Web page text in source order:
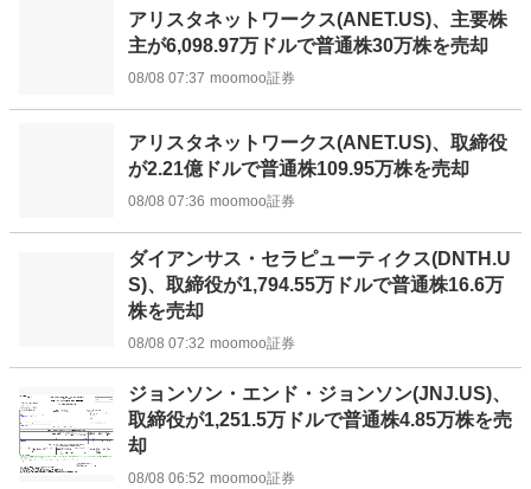
アリスタネットワークス(ANET.US)、主要株
主が6,098.97万ドルで普通株30万株を売却
08/08 07:37 moomoo証券
アリスタネットワークス(ANET.US)、取締役
が2.21億ドルで普通株109.95万株を売却
08/08 07:36 moomoo証券
ダイアンサス・セラピューティクス(DNTH.U
S)、取締役が1,794.55万ドルで普通株16.6万
株を売却
08/08 07:32 moomoo証券
ジョンソン・エンド・ジョンソン(JNJ.US)、
取締役が1,251.5万ドルで普通株4.85万株を売
却
08/08 06:52 moomoo証券